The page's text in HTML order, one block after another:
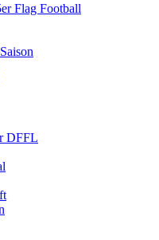
Flag Football
DFFL